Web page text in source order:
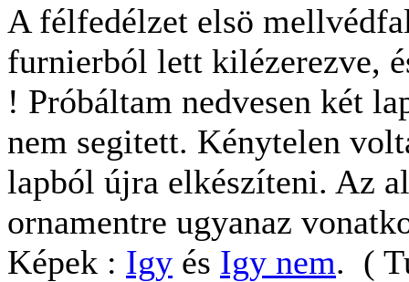
A félfedélzet elsö
furnierból lett kilézerezve,
! Próbáltam nedvesen két
nem segitett. Kénytelen
lapból újra elkészíteni. Az
ornamentre ugyanaz
Képek : Igy és Igy nem. (